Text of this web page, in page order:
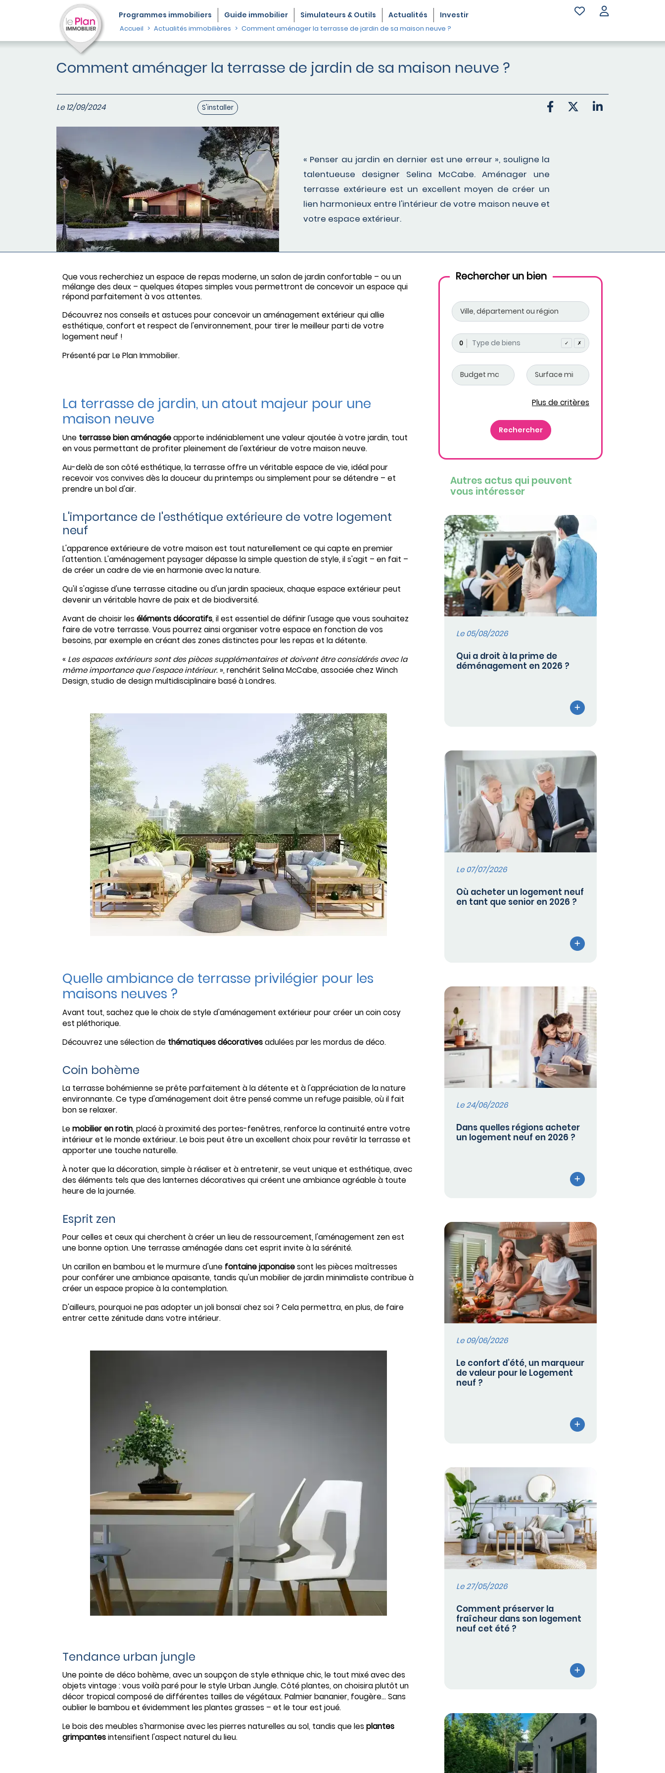
Programmes immobiliers Guide immobilier Simulateurs & Outils Actualités Investir
Accueil Actualités immobilières Comment aménager la terrasse de jardin de sa maison neuve ?
Comment aménager la terrasse de jardin de sa maison neuve ?
Le 12/09/2024 S'installer
« Penser au jardin en dernier est une erreur », souligne la
talentueuse designer Selina McCabe. Aménager une
terrasse extérieure est un excellent moyen de créer un
lien harmonieux entre l'intérieur de votre maison neuve et
votre espace extérieur.
Que vous recherchiez un espace de repas moderne, un salon de jardin confortable – ou un
mélange des deux – quelques étapes simples vous permettront de concevoir un espace qui
répond parfaitement à vos attentes.
Découvrez nos conseils et astuces pour concevoir un aménagement extérieur qui allie
esthétique, confort et respect de l'environnement, pour tirer le meilleur parti de votre
logement neuf !
Présenté par Le Plan Immobilier.
La terrasse de jardin, un atout majeur pour une
maison neuve
Une terrasse bien aménagéeapporte indéniablement une valeur ajoutée à votre jardin, tout
en vous permettant de profiter pleinement de l'extérieur de votre maison neuve.
Au-delà de son côté esthétique, la terrasse offre un véritable espace de vie, idéal pour
recevoir vos convives dès la douceur du printemps ou simplement pour se détendre – et
prendre un bol d'air.
L'importance de l'esthétique extérieure de votre logement
neuf
L'apparence extérieure de votre maison est tout naturellement ce qui capte en premier
l'attention. L'aménagement paysager dépasse la simple question de style, il s'agit – en fait –
de créer un cadre de vie en harmonie avec la nature.
Qu'il s'agisse d'une terrasse citadine ou d'un jardin spacieux, chaque espace extérieur peut
devenir un véritable havre de paix et de biodiversité.
Avant de choisir les éléments décoratifs, il est essentiel de définir l'usage que vous souhaitez
faire de votre terrasse. Vous pourrez ainsi organiser votre espace en fonction de vos
besoins, par exemple en créant des zones distinctes pour les repas et la détente.
« Les espaces extérieurs sont des pièces supplémentaires et doivent être considérés avec la
même importance que l’espace intérieur. », renchérit Selina McCabe, associée chez Winch
Design, studio de design multidisciplinaire basé à Londres.
Quelle ambiance de terrasse privilégier pour les
maisons neuves ?
Avant tout, sachez que le choix de style d'aménagement extérieur pour créer un coin cosy
est pléthorique.
Découvrez une sélection de thématiques décorativesadulées par les mordus de déco.
Coin bohème
La terrasse bohémienne se prête parfaitement à la détente et à l'appréciation de la nature
environnante. Ce type d'aménagement doit être pensé comme un refuge paisible, où il fait
bon se relaxer.
Le mobilier en rotin, placé à proximité des portes-fenêtres, renforce la continuité entre votre
intérieur et le monde extérieur. Le bois peut être un excellent choix pour revêtir la terrasse et
apporter une touche naturelle.
À noter que la décoration, simple à réaliser et à entretenir, se veut unique et esthétique, avec
des éléments tels que des lanternes décoratives qui créent une ambiance agréable à toute
heure de la journée.
Esprit zen
Pour celles et ceux qui cherchent à créer un lieu de ressourcement, l'aménagement zen est
une bonne option. Une terrasse aménagée dans cet esprit invite à la sérénité.
Un carillon en bambou et le murmure d'une fontaine japonaisesont les pièces maîtresses
pour conférer une ambiance apaisante, tandis qu'un mobilier de jardin minimaliste contribue à
créer un espace propice à la contemplation.
D'ailleurs, pourquoi ne pas adopter un joli bonsaï chez soi ? Cela permettra, en plus, de faire
entrer cette zénitude dans votre intérieur.
Tendance urban jungle
Une pointe de déco bohème, avec un soupçon de style ethnique chic, le tout mixé avec des
objets vintage : vous voilà paré pour le style Urban Jungle. Côté plantes, on choisira plutôt un
décor tropical composé de différentes tailles de végétaux. Palmier bananier, fougère... Sans
oublier le bambou et évidemment les plantes grasses – et le tour est joué.
Le bois des meubles s'harmonise avec les pierres naturelles au sol, tandis que les plantes
grimpantesintensifient l'aspect naturel du lieu.
Rechercher un bien
0 ✓ ✗
Plus de critères
Autres actus qui peuvent
vous intéresser
Le 05/08/2026
Qui a droit à la prime de
déménagement en 2026 ?
Le 07/07/2026
Où acheter un logement neuf
en tant que senior en 2026 ?
Le 24/06/2026
Dans quelles régions acheter
un logement neuf en 2026 ?
Le 09/06/2026
Le confort d’été, un marqueur
de valeur pour le Logement
neuf ?
Le 27/05/2026
Comment préserver la
fraîcheur dans son logement
neuf cet été ?